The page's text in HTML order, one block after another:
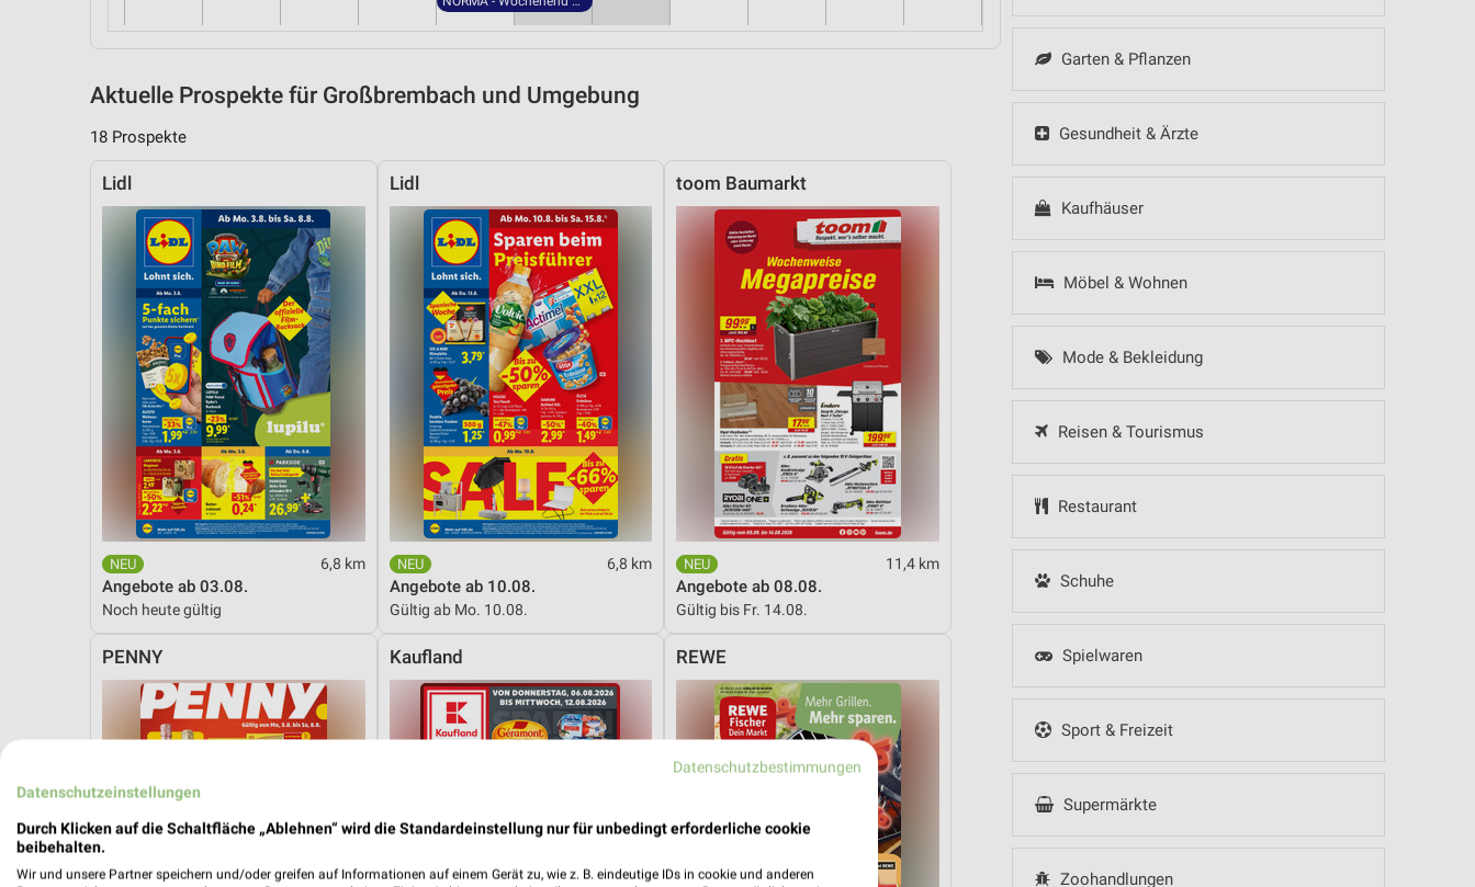
Garten & Pflanzen
Gesundheit & Ärzte
Kaufhäuser
Möbel & Wohnen
Mode & Bekleidung
Reisen & Tourismus
Restaurant
Schuhe
Spielwaren
Sport & Freizeit
Supermärkte
Zoohandlungen
Aktuelle Prospekte für Großbrembach und Umgebung
18 Prospekte
Lidl
6,8 km
Angebote ab 03.08.
Noch heute gültig
Lidl
6,8 km
Angebote ab 10.08.
Gültig ab Mo. 10.08.
toom Baumarkt
11,4 km
Angebote ab 08.08.
Gültig bis Fr. 14.08.
PENNY Kaufland REWE
Datenschutzbestimmungen
Datenschutzeinstellungen
Durch Klicken auf die Schaltfläche „Ablehnen“ wird die Standardeinstellung nur für unbedingt erforderliche cookie
beibehalten.
Wir und unsere Partner speichern und/oder greifen auf Informationen auf einem Gerät zu, wie z. B. eindeutige IDs in cookie und anderen